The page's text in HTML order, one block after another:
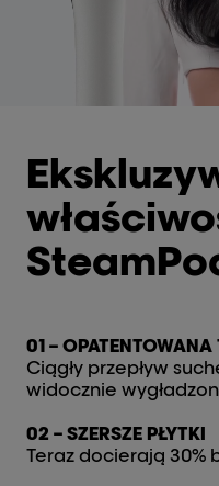
01 –
Ciągły przepływ
widocznie
02 – SZERSZE PŁYTKI
Teraz docierają 30%